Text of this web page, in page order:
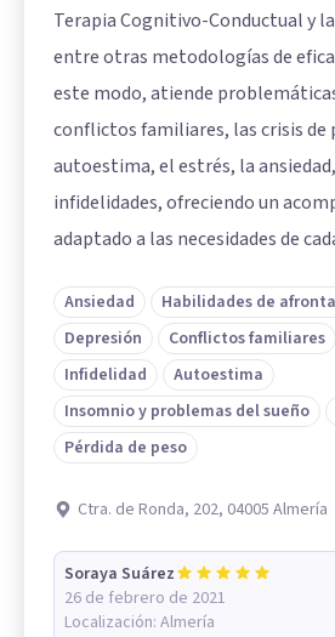
Terapia Cognitivo-Conductual y
entre otras metodologías de
este modo, atiende
conflictos familiares, las crisis de
autoestima, el estrés, la
infidelidades, ofreciendo un
adaptado a las necesidades de
Ansiedad
Habilidades de
Depresión
Conflictos familiares
Infidelidad
Autoestima
Insomnio y problemas del sueño
Pérdida de peso
Ctra. de Ronda, 202, 04005 Almería
Soraya Suárez
26 de febrero de 2021
Localización: Almería